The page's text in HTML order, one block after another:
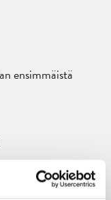
ensimmäistä
on nimetty